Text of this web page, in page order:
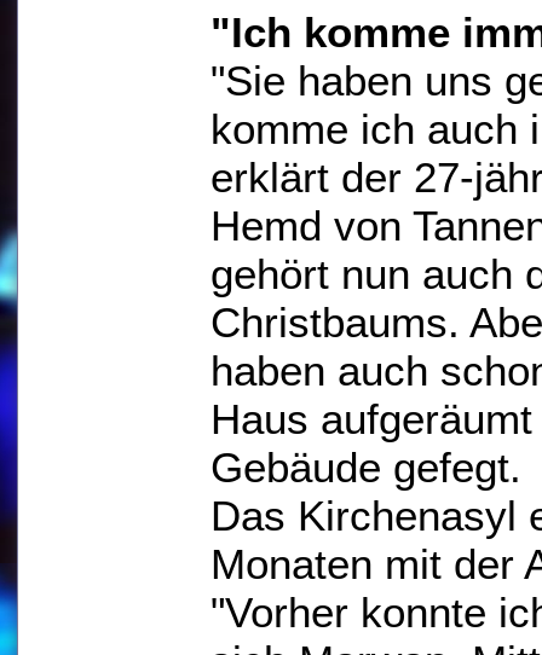
"Ich komme
"Sie haben uns
komme ich auch
erklärt der 27-
Hemd von
gehört nun auch
Christbaums.
haben auch
Haus
Gebäude gefegt.
Das Kirchenasyl
Monaten mit der
"Vorher konnte